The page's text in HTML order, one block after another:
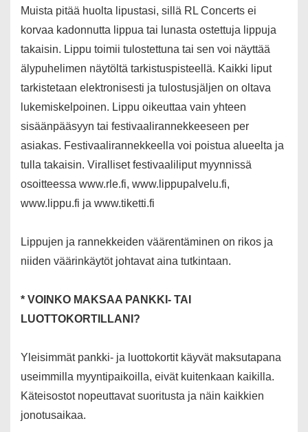
Muista pitää huolta lipustasi, sillä RL Concerts ei
korvaa kadonnutta lippua tai lunasta ostettuja lippuja
takaisin. Lippu toimii tulostettuna tai sen voi näyttää
älypuhelimen näytöltä tarkistuspisteellä. Kaikki liput
tarkistetaan elektronisesti ja tulostusjäljen on oltava
lukemiskelpoinen. Lippu oikeuttaa vain yhteen
sisäänpääsyyn tai festivaalirannekkeeseen per
asiakas. Festivaalirannekkeella voi poistua alueelta ja
tulla takaisin. Viralliset festivaaliliput myynnissä
osoitteessa www.rle.fi, www.lippupalvelu.fi,
www.lippu.fi ja www.tiketti.fi
Lippujen ja rannekkeiden väärentäminen on rikos ja
niiden väärinkäytöt johtavat aina tutkintaan.
* VOINKO MAKSAA PANKKI- TAI
LUOTTOKORTILLANI?
Yleisimmät pankki- ja luottokortit käyvät maksutapana
useimmilla myyntipaikoilla, eivät kuitenkaan kaikilla.
Käteisostot nopeuttavat suoritusta ja näin kaikkien
jonotusaikaa.